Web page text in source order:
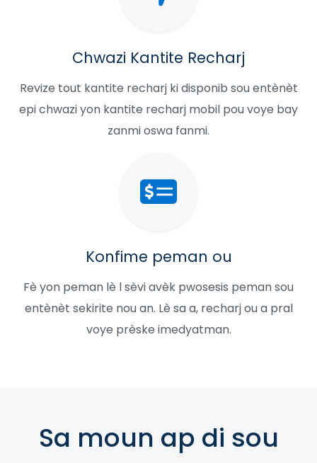
Chwazi Kantite Recharj
Revize tout kantite recharj ki disponib sou entènèt
epi chwazi yon kantite recharj mobil pou voye bay
zanmi oswa fanmi.
Konfime peman ou
Fè yon peman lè l sèvi avèk pwosesis peman sou
entènèt sekirite nou an. Lè sa a, recharj ou a pral
voye prèske imedyatman.
Sa moun ap di sou